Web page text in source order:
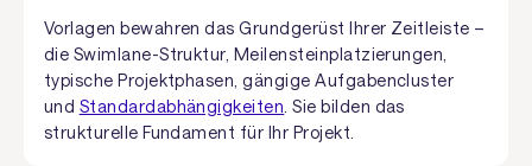
Vorlagen bewahren das Grundgerüst Ihrer Zeitleiste –
die Swimlane-Struktur, Meilensteinplatzierungen,
typische Projektphasen, gängige Aufgabencluster
und Standardabhängigkeiten. Sie bilden das
strukturelle Fundament für Ihr Projekt.